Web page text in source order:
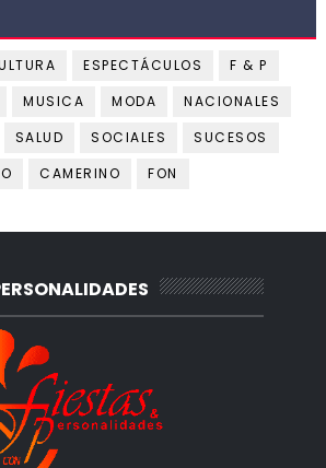
ESPECTÁCULOS
F & P
MUSICA MODA
NACIONALES
SALUD SOCIALES
SUCESOS
CAMERINO FON